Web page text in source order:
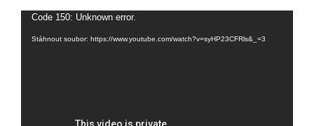
přehrávač
Code 150: Unknown error.
Stáhnout soubor: https://www.youtube.com/watch?v=syHP23CFRls&_=3